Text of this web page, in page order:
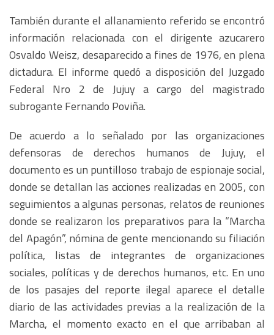
También durante el allanamiento referido se encontró
información relacionada con el dirigente azucarero
Osvaldo Weisz, desaparecido a fines de 1976, en plena
dictadura. El informe quedó a disposición del Juzgado
Federal Nro 2 de Jujuy a cargo del magistrado
subrogante Fernando Poviña.
De acuerdo a lo señalado por las organizaciones
defensoras de derechos humanos de Jujuy, el
documento es un puntilloso trabajo de espionaje social,
donde se detallan las acciones realizadas en 2005, con
seguimientos a algunas personas, relatos de reuniones
donde se realizaron los preparativos para la “Marcha
del Apagón”, nómina de gente mencionando su filiación
política, listas de integrantes de organizaciones
sociales, políticas y de derechos humanos, etc. En uno
de los pasajes del reporte ilegal aparece el detalle
diario de las actividades previas a la realización de la
Marcha, el momento exacto en el que arribaban al